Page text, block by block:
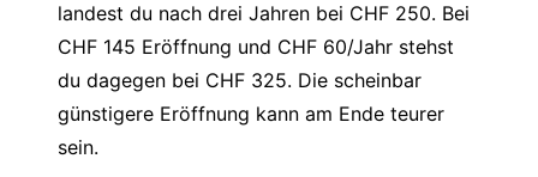
landest du nach drei Jahren bei CHF 250. Bei
CHF 145 Eröffnung und CHF 60/Jahr stehst
du dagegen bei CHF 325. Die scheinbar
günstigere Eröffnung kann am Ende teurer
sein.